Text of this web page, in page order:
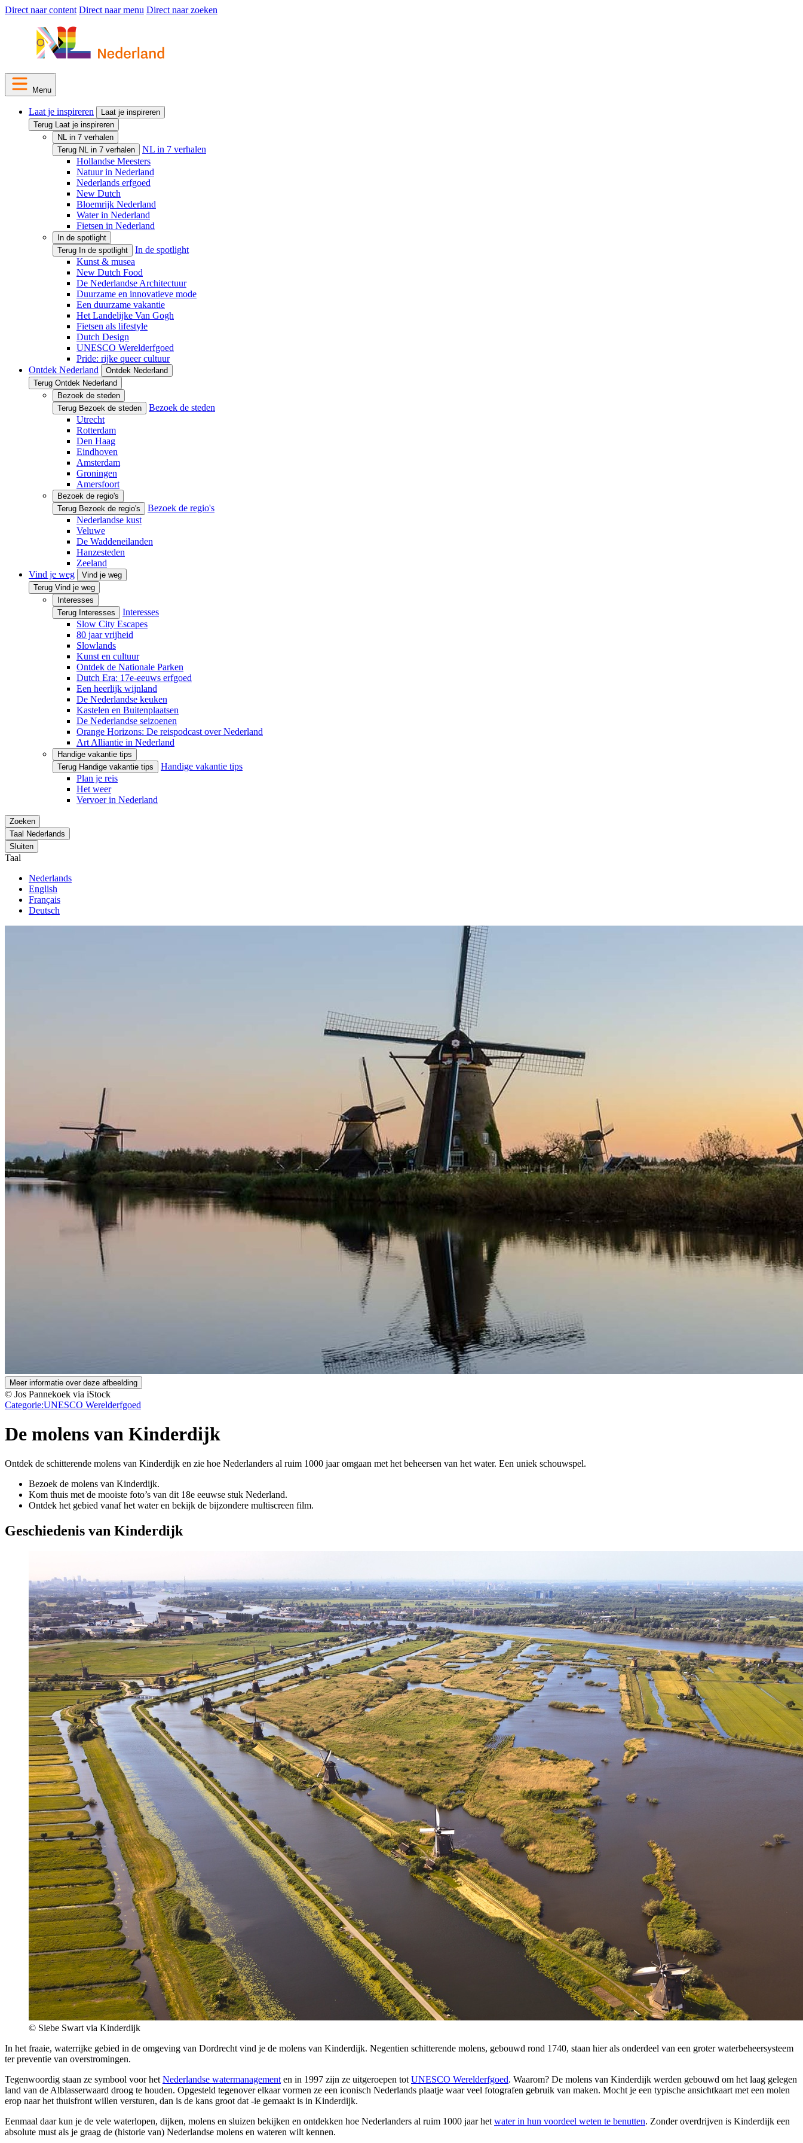
Direct naar content Direct naar menu Direct naar zoeken
Menu
Laat je inspireren
Laat je inspireren
Terug Laat je inspireren
NL in 7 verhalen
Terug NL in 7 verhalen
NL in 7 verhalen
Hollandse Meesters
Natuur in Nederland
Nederlands erfgoed
New Dutch
Bloemrijk Nederland
Water in Nederland
Fietsen in Nederland
In de spotlight
Terug In de spotlight
In de spotlight
Kunst & musea
New Dutch Food
De Nederlandse Architectuur
Duurzame en innovatieve mode
Een duurzame vakantie
Het Landelijke Van Gogh
Fietsen als lifestyle
Dutch Design
UNESCO Werelderfgoed
Pride: rijke queer cultuur
Ontdek Nederland
Ontdek Nederland
Terug Ontdek Nederland
Bezoek de steden
Terug Bezoek de steden
Bezoek de steden
Utrecht
Rotterdam
Den Haag
Eindhoven
Amsterdam
Groningen
Amersfoort
Bezoek de regio's
Terug Bezoek de regio's
Bezoek de regio's
Nederlandse kust
Veluwe
De Waddeneilanden
Hanzesteden
Zeeland
Vind je weg
Vind je weg
Terug Vind je weg
Interesses
Terug Interesses
Interesses
Slow City Escapes
80 jaar vrijheid
Slowlands
Kunst en cultuur
Ontdek de Nationale Parken
Dutch Era: 17e-eeuws erfgoed
Een heerlijk wijnland
De Nederlandse keuken
Kastelen en Buitenplaatsen
De Nederlandse seizoenen
Orange Horizons: De reis­podcast over Nederland
Art Alliantie in Nederland
Handige vakantie tips
Terug Handige vakantie tips
Handige vakantie tips
Plan je reis
Het weer
Vervoer in Nederland
Zoeken
Taal Nederlands
Sluiten
Taal
Nederlands
English
Français
Deutsch
Meer informatie over deze afbeelding
© Jos Pannekoek via iStock
Categorie:UNESCO Werelderfgoed
De molens van Kinderdijk
Ontdek de schitterende molens van Kinderdijk en zie hoe Nederlanders al ruim 1000 jaar omgaan met het beheersen van het water. Een uniek schouwspel.
Bezoek de molens van Kinderdijk.
Kom thuis met de mooiste foto’s van dit 18e eeuwse stuk Nederland.
Ontdek het gebied vanaf het water en bekijk de bijzondere multiscreen film.
Geschiedenis van Kinderdijk
© Siebe Swart via Kinderdijk
In het fraaie, waterrijke gebied in de omgeving van Dordrecht vind je de molens van Kinderdijk. Negentien schitterende molens, gebouwd rond 1740, staan hier als onderdeel van een groter waterbeheersysteem
ter preventie van overstromingen.
Tegenwoordig staan ze symbool voor het Nederlandse watermanagement en in 1997 zijn ze uitgeroepen tot UNESCO Werelderfgoed. Waarom? De molens van Kinderdijk werden gebouwd om het laag gelegen
land van de Alblasserwaard droog te houden. Opgesteld tegenover elkaar vormen ze een iconisch Nederlands plaatje waar veel fotografen gebruik van maken. Mocht je een typische ansichtkaart met een molen
erop naar het thuisfront willen versturen, dan is de kans groot dat -ie gemaakt is in Kinderdijk.
Eenmaal daar kun je de vele waterlopen, dijken, molens en sluizen bekijken en ontdekken hoe Nederlanders al ruim 1000 jaar het water in hun voordeel weten te benutten. Zonder overdrijven is Kinderdijk een
absolute must als je graag de (historie van) Nederlandse molens en wateren wilt kennen.